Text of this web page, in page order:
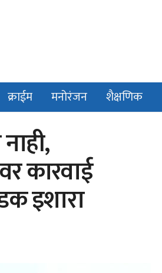
क्राईम मनोरंजन शैक्षणिक
कारवाई
इशारा